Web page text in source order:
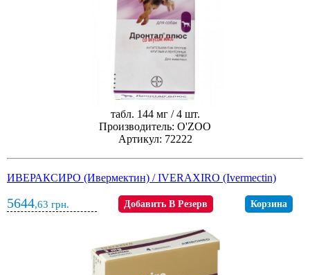
табл. 144 мг / 4 шт.
Производитель: O'ZOO
Артикул: 72222
ИВЕРАКСИРО (Ивермектин) / IVERAXIRO (Ivermectin)
5644,63 грн. Добавить В Резерв Корзина